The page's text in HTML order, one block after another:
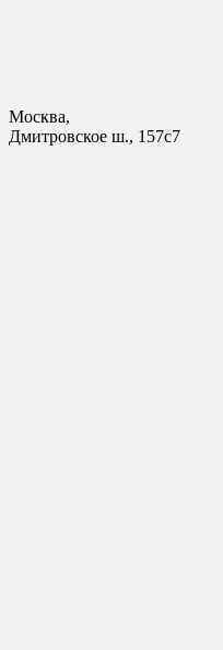
Москва,
Дмитровское ш., 157с7